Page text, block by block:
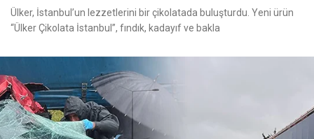
Ülker, İstanbul’un lezzetlerini bir çikolatada buluşturdu. Yeni ürün
“Ülker Çikolata İstanbul”, fındık, kadayıf ve bakla